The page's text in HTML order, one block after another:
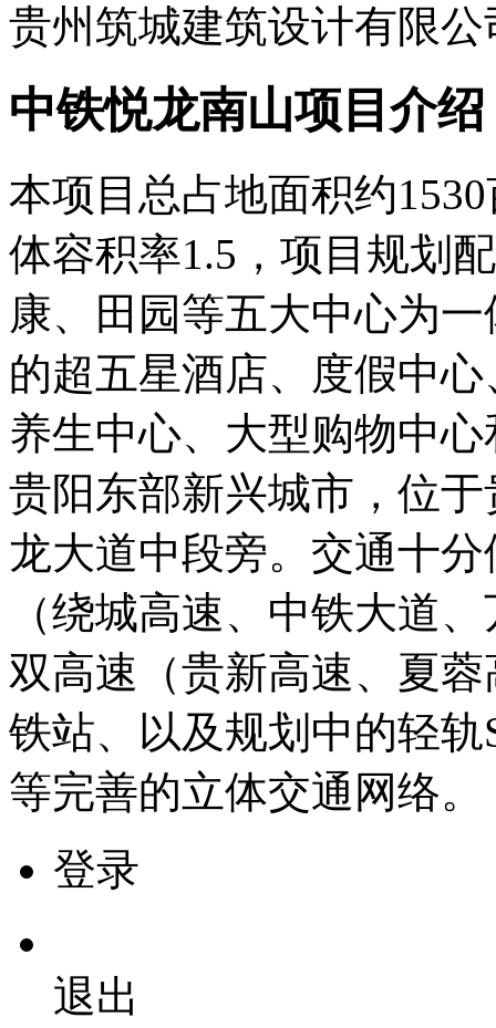
贵州筑城建筑设计有限公
中铁悦龙南山项目介绍
本项目总占地面积约
体容积率1.5，项目规划
康、田园等五大中心为
的超五星酒店、度假中
养生中心、大型购物中
贵阳东部新兴城市，位
龙大道中段旁。交通十
（绕城高速、中铁大道
双高速（贵新高速、夏
铁站、以及规划中的轻
等完善的立体交通网络。
登录
退出